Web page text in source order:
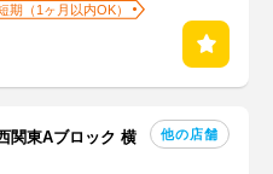
期（1ヶ月以内OK）
関東Aブロック 横
他の店舗